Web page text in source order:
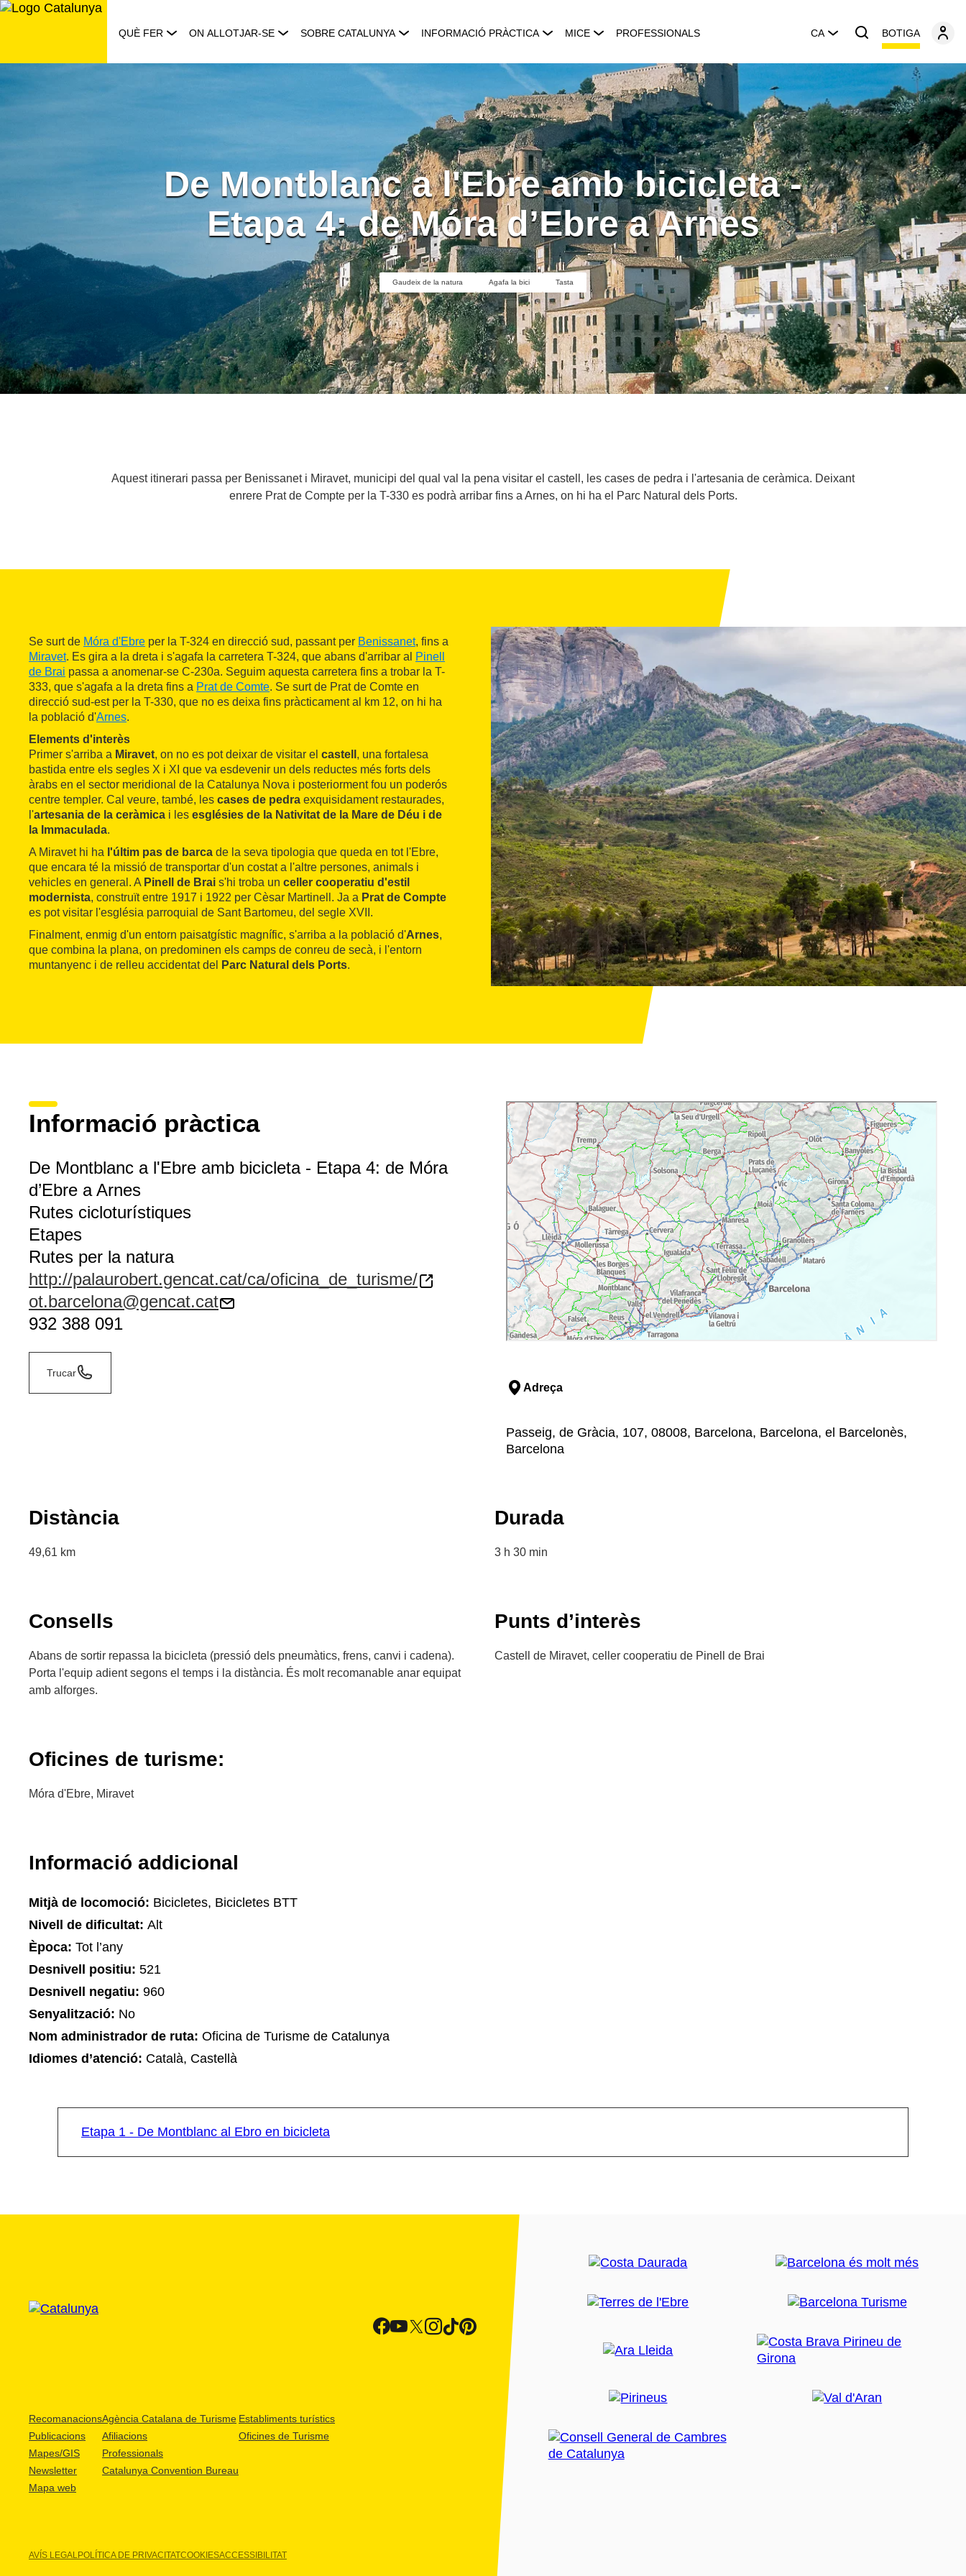
Saltar
QUÈ FER ON ALLOTJAR-SE SOBRE CATALUNYA INFORMACIÓ PRÀCTICA MICE PROFESSIONALS CA BOTIGA
De Montblanc a l'Ebre amb bicicleta -
Etapa 4: de Móra d’Ebre a Arnes
Gaudeix de la natura Agafa la bici Tasta
Aquest itinerari passa per Benissanet i Miravet, municipi del qual val la pena visitar el castell, les cases de pedra i l'artesania de ceràmica. Deixant
enrere Prat de Compte per la T-330 es podrà arribar fins a Arnes, on hi ha el Parc Natural dels Ports.
Se surt de Móra d'Ebre per la T-324 en direcció sud, passant per Benissanet, fins a
Miravet. Es gira a la dreta i s'agafa la carretera T-324, que abans d'arribar al
Pinell
de Brai passa a anomenar-se C-230a. Seguim aquesta carretera fins a trobar la T-
333, que s'agafa a la dreta fins a Prat de Comte. Se surt de Prat de Comte en
direcció sud-est per la T-330, que no es deixa fins pràcticament al km 12, on hi ha
la població d'Arnes.
Elements d'interès
Primer s'arriba a Miravet, on no es pot deixar de visitar el castell , una fortalesa
bastida entre els segles X i XI que va esdevenir un dels reductes més forts dels
àrabs en el sector meridional de la Catalunya Nova i posteriorment fou un poderós
centre templer. Cal veure, també, les cases de pedra exquisidament restaurades,
l'artesania de la ceràmica i les esglésies de la Nativitat de la Mare de Déu i de
la Immaculada.
A Miravet hi ha l'últim pas de barca de la seva tipologia que queda en tot l'Ebre,
que encara té la missió de transportar d'un costat a l'altre persones, animals i
vehicles en general. A Pinell de Brai s'hi troba un celler cooperatiu d'estil
modernista, construït entre 1917 i 1922 per Cèsar Martinell. Ja a Prat de Compte
es pot visitar l'església parroquial de Sant Bartomeu, del segle XVII.
Finalment, enmig d'un entorn paisatgístic magnífic, s'arriba a la població d'Arnes,
que combina la plana, on predominen els camps de conreu de secà, i l'entorn
muntanyenc i de relleu accidentat del
Parc Natural dels Ports.
Informació pràctica
De Montblanc a l'Ebre amb bicicleta - Etapa 4: de Móra
d’Ebre a Arnes
Rutes cicloturístiques
Etapes
Rutes per la natura
http://palaurobert.gencat.cat/ca/oficina_de_turisme/
ot.barcelona@gencat.cat
932 388 091
Trucar
Adreça
Passeig, de Gràcia, 107, 08008, Barcelona, Barcelona, el Barcelonès,
Barcelona
Distància
49,61 km
Durada
3 h 30 min
Consells
Abans de sortir repassa la bicicleta (pressió dels pneumàtics, frens, canvi i cadena).
Porta l'equip adient segons el temps i la distància. És molt recomanable anar equipat
amb alforges.
Punts d’interès
Castell de Miravet, celler cooperatiu de Pinell de Brai
Oficines de turisme:
Móra d'Ebre, Miravet
Informació addicional
Mitjà de locomoció: Bicicletes, Bicicletes BTT
Nivell de dificultat: Alt
Època: Tot l’any
Desnivell positiu: 521
Desnivell negatiu: 960
Senyalització: No
Nom administrador de ruta: Oficina de Turisme de Catalunya
Idiomes d’atenció: Català, Castellà
Etapa 1 - De Montblanc al Ebro en bicicleta
Recomanacions
Publicacions
Mapes/GIS
Newsletter
Mapa web
Agència Catalana de Turisme
Afiliacions
Professionals
Catalunya Convention Bureau
Establiments turístics
Oficines de Turisme
AVÍS LEGALPOLÍTICA DE PRIVACITATCOOKIESACCESSIBILITAT